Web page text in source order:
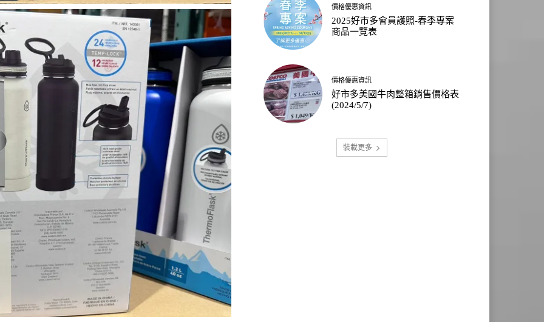
價格優惠資訊
2025好市多會員護照-春季專案
商品一覽表
價格優惠資訊
好市多美國牛肉整箱銷售價格表
(2024/5/7)
裝載更多